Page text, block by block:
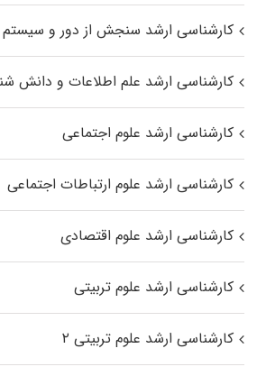
کارشناسی ارشد سنجش از دور و سیستم
کارشناسی ارشد علم اطلاعات و دانش
کارشناسی ارشد علوم اجتماعی
کارشناسی ارشد علوم ارتباطات اجتماعی
کارشناسی ارشد علوم اقتصادی
کارشناسی ارشد علوم تربیتی
کارشناسی ارشد علوم تربیتی ۲